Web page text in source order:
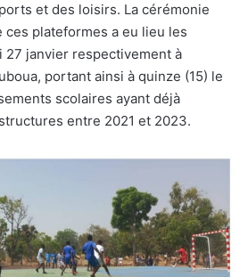
et des loisirs. La cérémonie
plateformes a eu lieu les
27 janvier respectivement à
portant ainsi à quinze (15) le
scolaires ayant déjà
entre 2021 et 2023.